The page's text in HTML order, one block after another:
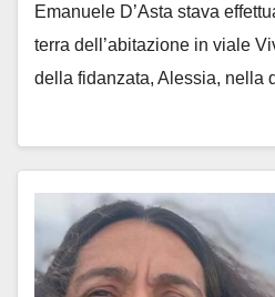
Emanuele D’Asta stava
terra dell’abitazione in viale
della fidanzata, Alessia, nella